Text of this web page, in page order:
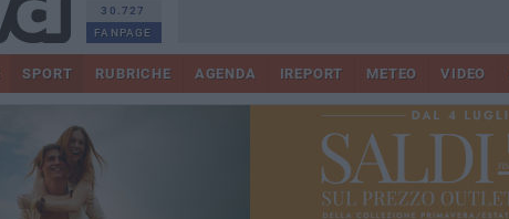
30.727
FANPAGE
SPORT RUBRICHE AGENDA IREPORT METEO VIDEO